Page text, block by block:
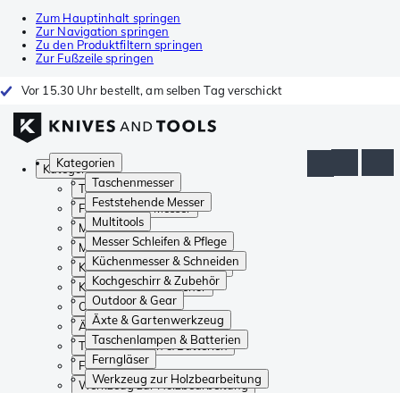
Zum Hauptinhalt springen
Zur Navigation springen
Zu den Produktfiltern springen
Zur Fußzeile springen
Vor 15.30 Uhr bestellt, am selben Tag verschickt
Kategorien
Taschenmesser
Feststehende Messer
Multitools
Messer Schleifen & Pflege
Küchenmesser & Schneiden
Kochgeschirr & Zubehör
Outdoor & Gear
Äxte & Gartenwerkzeug
Taschenlampen & Batterien
Ferngläser
Werkzeug zur Holzbearbeitung
Kategorien
Taschenmesser
Feststehende Messer
Multitools
Messer Schleifen & Pflege
Küchenmesser & Schneiden
Kochgeschirr & Zubehör
Outdoor & Gear
Äxte & Gartenwerkzeug
Taschenlampen & Batterien
Ferngläser
Werkzeug zur Holzbearbeitung